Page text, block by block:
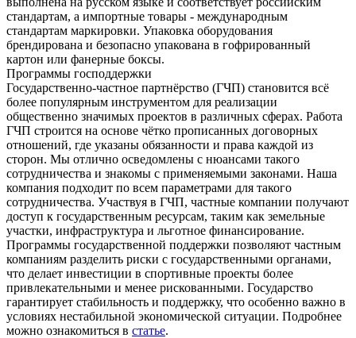
стандартам, а импортные товары - международным
стандартам маркировки. Упаковка оборудования
брендирована и безопасно упакована в гофрированный
картон или фанерные боксы.
Программы господдержки
Государственно-частное партнёрство (ГЧП) становится всё
более популярным инструментом для реализации
общественно значимых проектов в различных сферах. Работа
ГЧП строится на основе чётко прописанных договорных
отношений, где указаны обязанности и права каждой из
сторон. Мы отлично осведомлены с нюансами такого
сотрудничества и знакомы с применяемыми законами. Наша
компания подходит по всем параметрами для такого
сотрудничества. Участвуя в ГЧП, частные компании получают
доступ к государственным ресурсам, таким как земельные
участки, инфраструктура и льготное финансирование.
Программы государственной поддержки позволяют частным
компаниям разделить риски с государственными органами,
что делает инвестиции в спортивные проекты более
привлекательными и менее рискованными. Государство
гарантирует стабильность и поддержку, что особенно важно в
условиях нестабильной экономической ситуации. Подробнее
можно ознакомиться в статье.